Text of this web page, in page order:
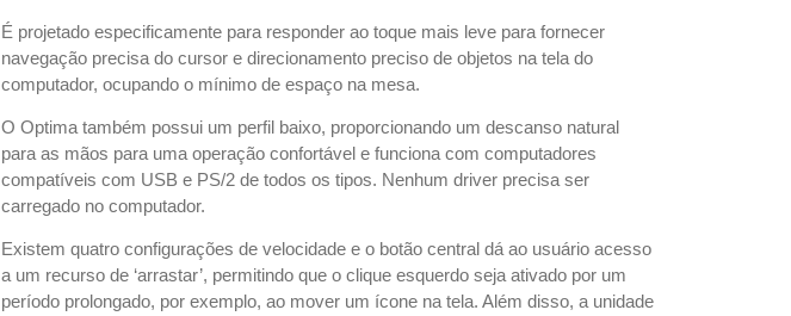
É projetado especificamente para responder ao toque mais leve para fornecer
navegação precisa do cursor e direcionamento preciso de objetos na tela do
computador, ocupando o mínimo de espaço na mesa.
O Optima também possui um perfil baixo, proporcionando um descanso natural
para as mãos para uma operação confortável e funciona com computadores
compatíveis com USB e PS/2 de todos os tipos. Nenhum driver precisa ser
carregado no computador.
Existem quatro configurações de velocidade e o botão central dá ao usuário acesso
a um recurso de ‘arrastar’, permitindo que o clique esquerdo seja ativado por um
período prolongado, por exemplo, ao mover um ícone na tela. Além disso, a unidade